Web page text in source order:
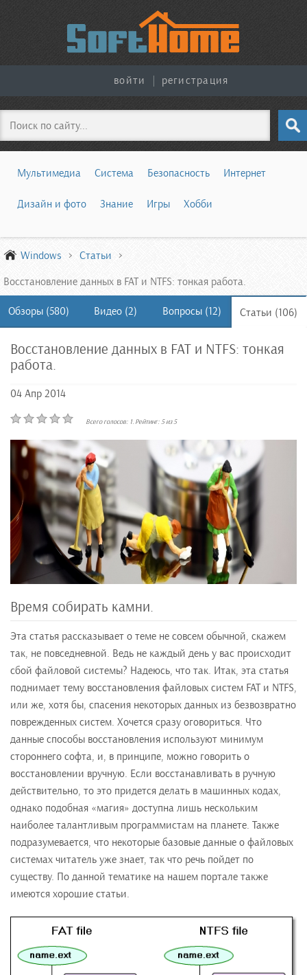
войти регистрация
Поиск
Мультимедиа Система Безопасность Интернет
Дизайн и фото Знание Игры Хобби
Windows
Статьи
Восстановление данных в FAT и NTFS: тонкая работа.
Обзоры (580) Видео (2) Вопросы (12) Статьи (106)
Восстановление данных в FAT и NTFS: тонкая
работа.
04 Апр 2014
Всего голосов: 1. Рейтинг:5из5
Время собирать камни.
Эта статья рассказывает о теме не совсем обычной, скажем
так, не повседневной. Ведь не каждый день у вас происходит
сбой файловой системы? Надеюсь, что так. Итак, эта статья
поднимает тему восстановления файловых систем FAT и NТFS,
или же, хотя бы, спасения некоторых данных из безвозвратно
поврежденных систем. Хочется сразу оговориться. Что
данные способы восстановления используют минимум
стороннего софта, и, в принципе, можно говорить о
восстановлении вручную. Если восстанавливать в ручную
действительно, то это придется делать в машинных кодах,
однако подобная «магия» доступна лишь нескольким
наиболее талантливым программистам на планете. Также
подразумевается, что некоторые базовые данные о файловых
системах читатель уже знает, так что речь пойдет по
существу. По данной тематике на нашем портале также
имеются хорошие статьи.